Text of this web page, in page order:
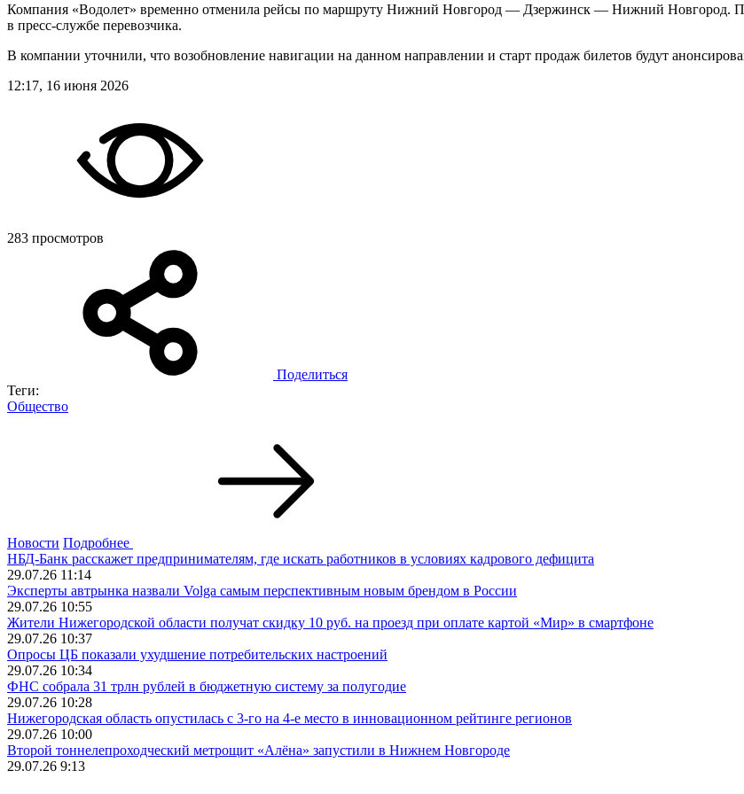
Компания «Водолет» временно отменила рейсы по маршруту Нижний Новгород — Дзержинск — Нижний Новгород.
в пресс-службе перевозчика.
В компании уточнили, что возобновление навигации на данном направлении и старт продаж билетов будут
12:17, 16 июня 2026
283 просмотров
Поделиться
Теги:
Общество
Новости Подробнее
НБД-Банк расскажет предпринимателям, где искать работников в условиях кадрового дефицита
29.07.26 11:14
Эксперты автрынка назвали Volga самым перспективным новым брендом в России
29.07.26 10:55
Жители Нижегородской области получат скидку 10 руб. на проезд при оплате картой «Мир» в смартфоне
29.07.26 10:37
Опросы ЦБ показали ухудшение потребительских настроений
29.07.26 10:34
ФНС собрала 31 трлн рублей в бюджетную систему за полугодие
29.07.26 10:28
Нижегородская область опустилась с 3-го на 4-е место в инновационном рейтинге регионов
29.07.26 10:00
Второй тоннелепроходческий метрощит «Алёна» запустили в Нижнем Новгороде
29.07.26 9:13